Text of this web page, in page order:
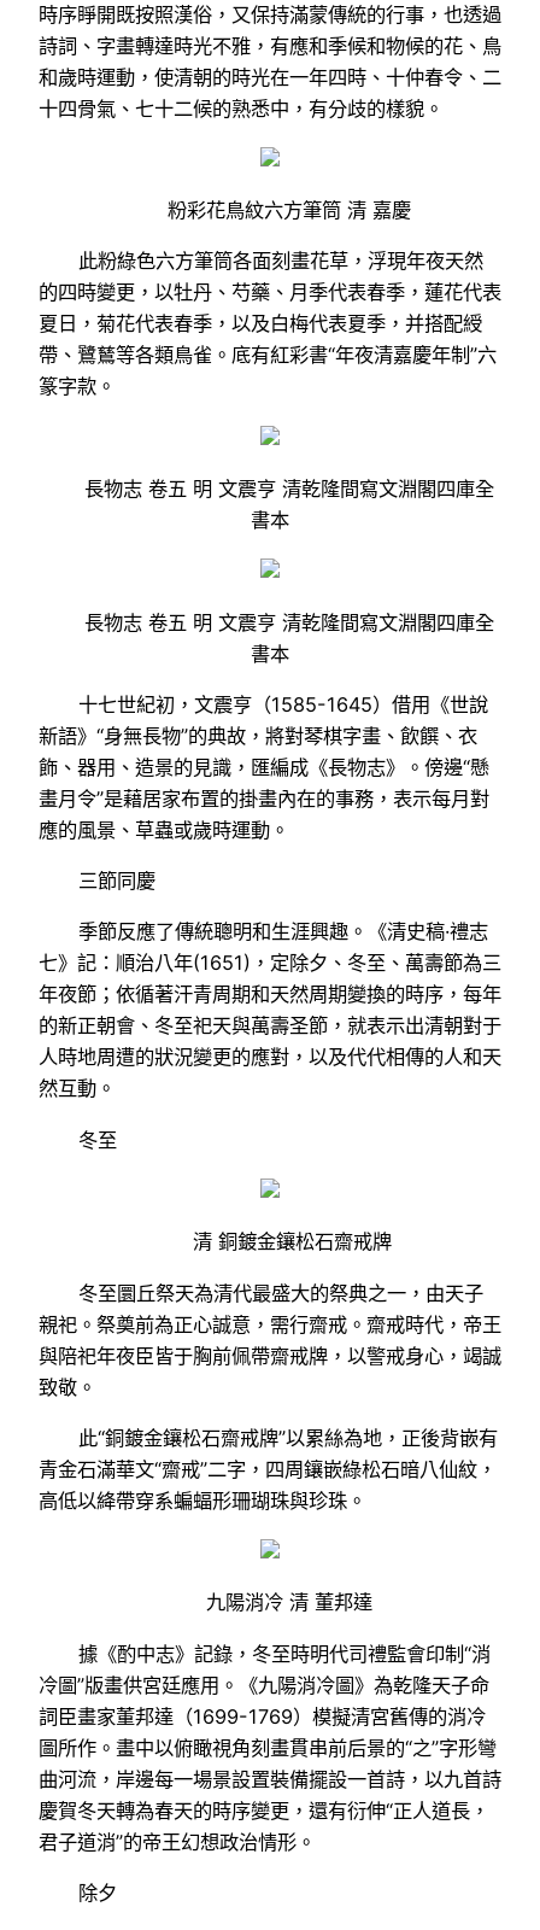
時序睜開既按照漢俗，又保持滿蒙傳統的行事，也透過
詩詞、字畫轉達時光不雅，有應和季候和物候的花、鳥
和歲時運動，使清朝的時光在一年四時、十仲春令、二
十四骨氣、七十二候的熟悉中，有分歧的樣貌。
粉彩花鳥紋六方筆筒 清 嘉慶
此粉綠色六方筆筒各面刻畫花草，浮現年夜天然
的四時變更，以牡丹、芍藥、月季代表春季，蓮花代表
夏日，菊花代表春季，以及白梅代表夏季，并搭配綬
帶、鷺鶿等各類鳥雀。底有紅彩書“年夜清嘉慶年制”六
篆字款。
長物志 卷五 明 文震亨 清乾隆間寫文淵閣四庫全
書本
長物志 卷五 明 文震亨 清乾隆間寫文淵閣四庫全
書本
十七世紀初，文震亨（1585-1645）借用《世說
新語》“身無長物”的典故，將對琴棋字畫、飲饌、衣
飾、器用、造景的見識，匯編成《長物志》。傍邊“懸
畫月令”是藉居家布置的掛畫內在的事務，表示每月對
應的風景、草蟲或歲時運動。
三節同慶
季節反應了傳統聰明和生涯興趣。《清史稿·禮志
七》記：順治八年(1651)，定除夕、冬至、萬壽節為三
年夜節；依循著汗青周期和天然周期變換的時序，每年
的新正朝會、冬至祀天與萬壽圣節，就表示出清朝對于
人時地周遭的狀況變更的應對，以及代代相傳的人和天
然互動。
冬至
清 銅鍍金鑲松石齋戒牌
冬至圜丘祭天為清代最盛大的祭典之一，由天子
親祀。祭奠前為正心誠意，需行齋戒。齋戒時代，帝王
與陪祀年夜臣皆于胸前佩帶齋戒牌，以警戒身心，竭誠
致敬。
此“銅鍍金鑲松石齋戒牌”以累絲為地，正後背嵌有
青金石滿華文“齋戒”二字，四周鑲嵌綠松石暗八仙紋，
高低以絳帶穿系蝙蝠形珊瑚珠與珍珠。
九陽消冷 清 董邦達
據《酌中志》記錄，冬至時明代司禮監會印制“消
冷圖”版畫供宮廷應用。《九陽消冷圖》為乾隆天子命
詞臣畫家董邦達（1699-1769）模擬清宮舊傳的消冷
圖所作。畫中以俯瞰視角刻畫貫串前后景的“之”字形彎
曲河流，岸邊每一場景設置裝備擺設一首詩，以九首詩
慶賀冬天轉為春天的時序變更，還有衍伸“正人道長，
君子道消”的帝王幻想政治情形。
除夕